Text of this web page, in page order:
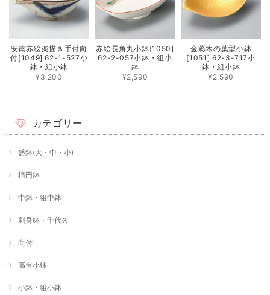
安南赤絵楽描き手付向
付[1049] 62-1-527小
鉢・組小鉢
¥3,200
赤絵長角丸小鉢[1050]
62-2-057小鉢・組小
鉢
¥2,590
金彩木の葉型小鉢
[1051] 62-3-717小
鉢・組小鉢
¥2,590
カテゴリー
盛鉢(大・中・小)
楕円鉢
中鉢・組中鉢
刺身鉢・千代久
向付
高台小鉢
小鉢・組小鉢